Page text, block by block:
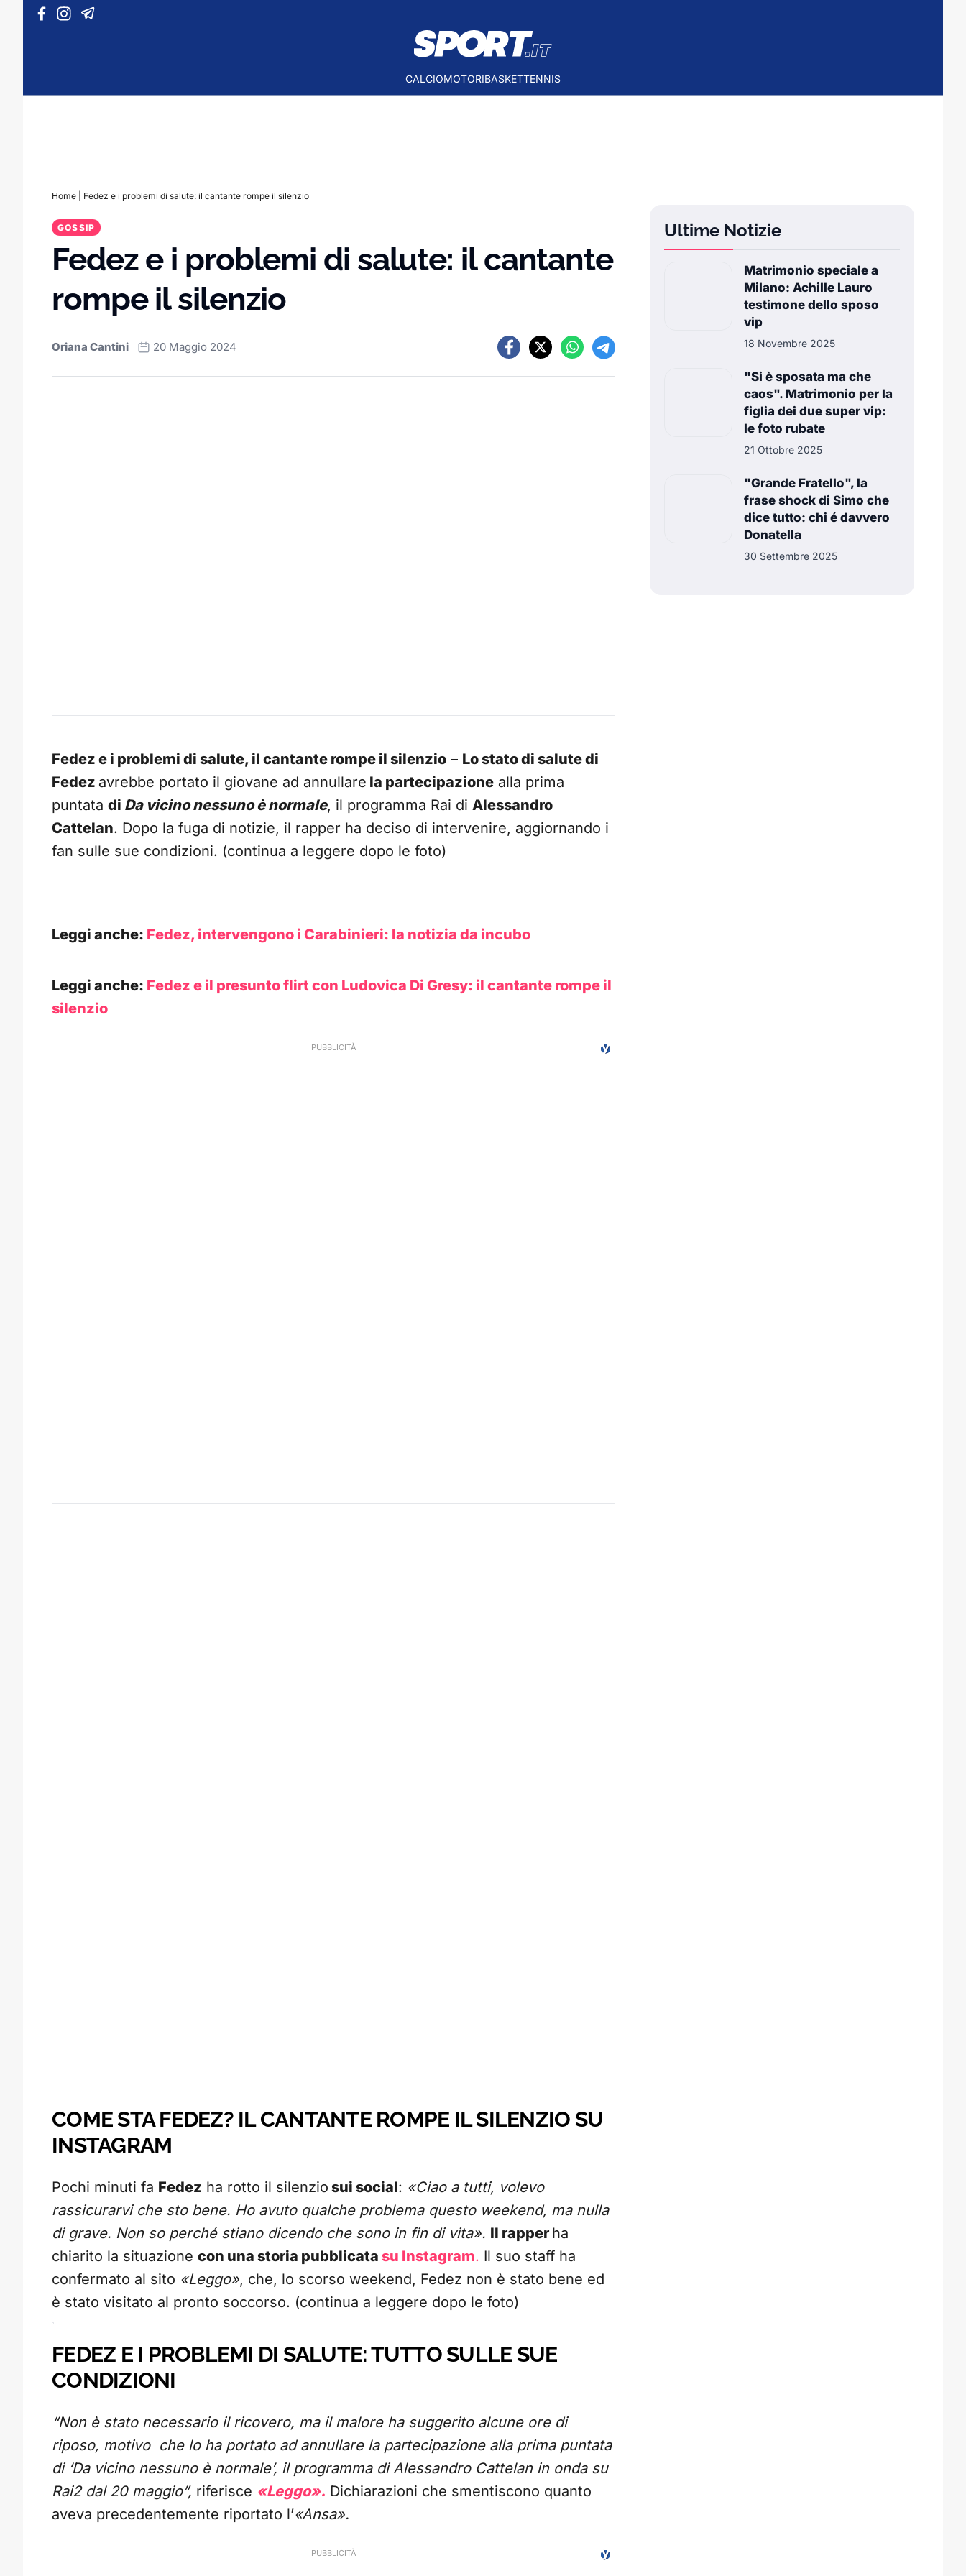
Vai al contenuto
CALCIOMOTORIBASKETTENNIS
Home Fedez e i problemi di salute: il cantante rompe il silenzio
GOSSIP
Fedez e i problemi di salute: il cantante
rompe il silenzio
Oriana Cantini 20 Maggio 2024
Fedez e i problemi di salute, il cantante rompe il silenzio – Lo stato di salute di
Fedez avrebbe portato il giovane ad annullare la partecipazione alla prima
puntata di Da vicino nessuno è normale, il programma Rai di Alessandro
Cattelan. Dopo la fuga di notizie, il rapper ha deciso di intervenire, aggiornando i
fan sulle sue condizioni. (continua a leggere dopo le foto)
Leggi anche: Fedez, intervengono i Carabinieri: la notizia da incubo
Leggi anche: Fedez e il presunto flirt con Ludovica Di Gresy: il cantante rompe il
silenzio
COME STA FEDEZ? IL CANTANTE ROMPE IL SILENZIO SU
INSTAGRAM
Pochi minuti fa Fedez ha rotto il silenzio sui social: «Ciao a tutti, volevo
rassicurarvi che sto bene. Ho avuto qualche problema questo weekend, ma nulla
di grave. Non so perché stiano dicendo che sono in fin di vita». Il rapper ha
chiarito la situazione con una storia pubblicata su Instagram. Il suo staff ha
confermato al sito «Leggo», che, lo scorso weekend, Fedez non è stato bene ed
è stato visitato al pronto soccorso. (continua a leggere dopo le foto)
FEDEZ E I PROBLEMI DI SALUTE: TUTTO SULLE SUE
CONDIZIONI
“Non è stato necessario il ricovero, ma il malore ha suggerito alcune ore di
riposo, motivo che lo ha portato ad annullare la partecipazione alla prima puntata
di ‘Da vicino nessuno è normale’, il programma di Alessandro Cattelan in onda su
Rai2 dal 20 maggio”, riferisce «Leggo». Dichiarazioni che smentiscono quanto
aveva precedentemente riportato l’«Ansa».
Ultime Notizie
Matrimonio speciale a
Milano: Achille Lauro
testimone dello sposo
vip
18 Novembre 2025
"Si è sposata ma che
caos". Matrimonio per la
figlia dei due super vip:
le foto rubate
21 Ottobre 2025
"Grande Fratello", la
frase shock di Simo che
dice tutto: chi é davvero
Donatella
30 Settembre 2025